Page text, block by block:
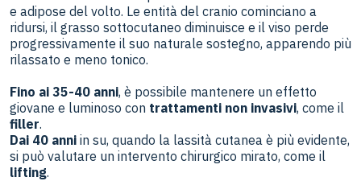
e adipose del volto. Le entità del cranio cominciano a
ridursi, il grasso sottocutaneo diminuisce e il viso perde
progressivamente il suo naturale sostegno, apparendo più
rilassato e meno tonico.
Fino ai 35-40 anni, è possibile mantenere un effetto
giovane e luminoso con trattamenti non invasivi, come il
filler.
Dai 40 anni in su, quando la lassità cutanea è più evidente,
si può valutare un intervento chirurgico mirato, come il
lifting.